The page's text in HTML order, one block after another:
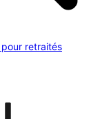
retraités